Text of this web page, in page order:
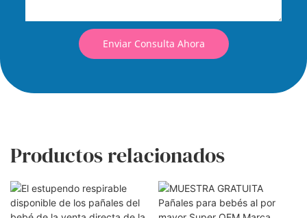
Enviar Consulta Ahora
Productos relacionados